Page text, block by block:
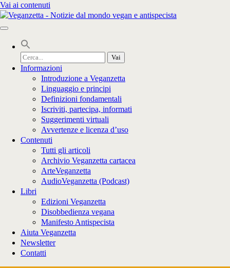
Vai ai contenuti
Cerca
per:
Informazioni
Introduzione a Veganzetta
Linguaggio e principi
Definizioni fondamentali
Iscriviti, partecipa, informati
Suggerimenti virtuali
Avvertenze e licenza d’uso
Contenuti
Tutti gli articoli
Archivio Veganzetta cartacea
ArteVeganzetta
AudioVeganzetta (Podcast)
Libri
Edizioni Veganzetta
Disobbedienza vegana
Manifesto Antispecista
Aiuta Veganzetta
Newsletter
Contatti